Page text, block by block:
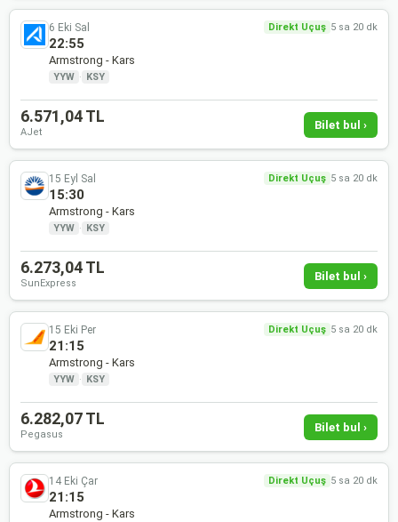
6 Eki Sal Direkt Uçuş 5 sa 20 dk
22:55
Armstrong - Kars
YYW · KSY
6.571,04 TL
AJet
Bilet bul ›
15 Eyl Sal Direkt Uçuş 5 sa 20 dk
15:30
Armstrong - Kars
YYW · KSY
6.273,04 TL
SunExpress
Bilet bul ›
15 Eki Per Direkt Uçuş 5 sa 20 dk
21:15
Armstrong - Kars
YYW · KSY
6.282,07 TL
Pegasus
Bilet bul ›
14 Eki Çar Direkt Uçuş 5 sa 20 dk
21:15
Armstrong - Kars